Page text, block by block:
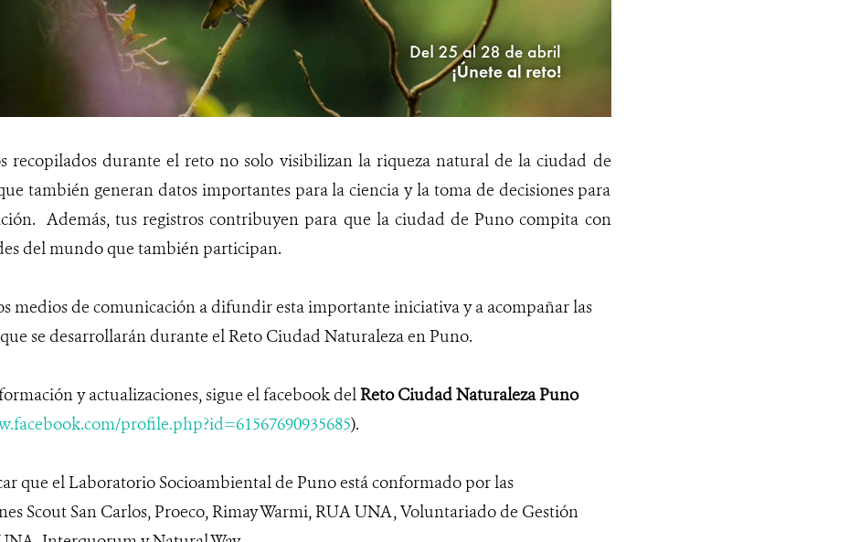
recopilados durante el reto no solo visibilizan la riqueza natural de la ciudad de
también generan datos importantes para la ciencia y la toma de decisiones para
Además, tus registros contribuyen para que la ciudad de Puno compita con
del mundo que también participan.
medios de comunicación a difundir esta importante iniciativa y a acompañar las
se desarrollarán durante el Reto Ciudad Naturaleza en Puno.
y actualizaciones, sigue el facebook delReto Ciudad Naturaleza Puno
profile.php?id=61567690935685).
que el Laboratorio Socioambiental de Puno está conformado por las
Scout San Carlos, Proeco, Rimay Warmi, RUA UNA, Voluntariado de Gestión